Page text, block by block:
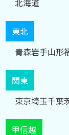
北海道
北海道
東北
青森岩手